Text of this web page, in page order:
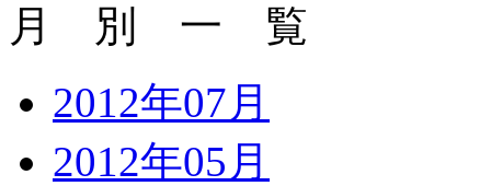
月 別 一 覧
2012年07月
2012年05月